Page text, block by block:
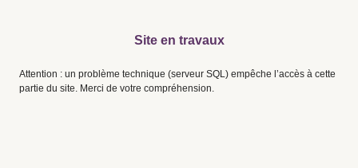
Site en travaux
Attention : un problème technique (serveur SQL) empêche l’accès à cette
partie du site. Merci de votre compréhension.